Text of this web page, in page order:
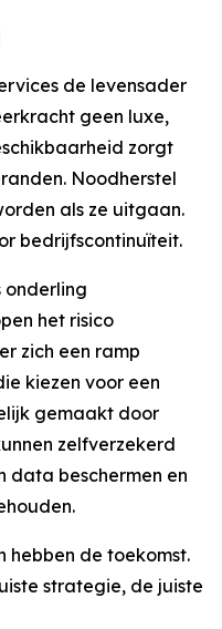
de levensader
geen luxe,
zorgt
Noodherstel
als ze uitgaan.
bedrijfscontinuïteit.
onderling
het risico
zich een ramp
kiezen voor een
gemaakt door
zelfverzekerd
data beschermen en
hebben de toekomst.
strategie, de juiste